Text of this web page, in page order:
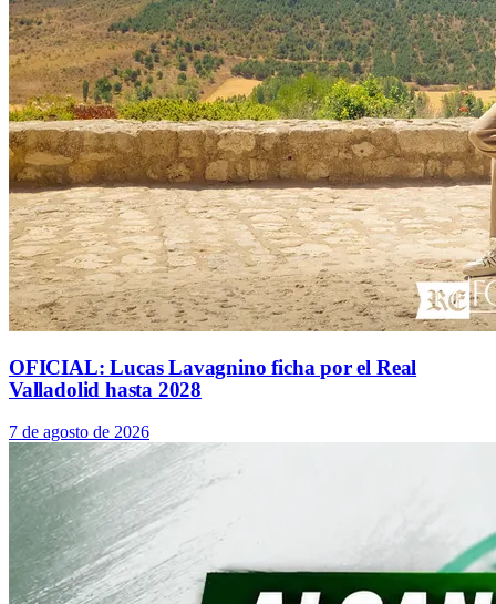
OFICIAL: Lucas Lavagnino ficha por el Real
Valladolid hasta 2028
7 de agosto de 2026